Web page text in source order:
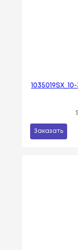
Заказать